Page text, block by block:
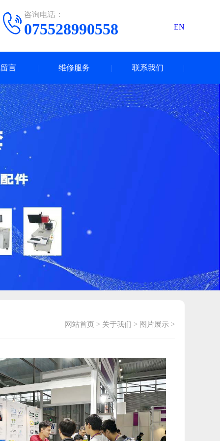
咨询电话：
075528990558 EN
言 维修服务 联系我们
网站首页 > 关于我们 > 图片展示 >